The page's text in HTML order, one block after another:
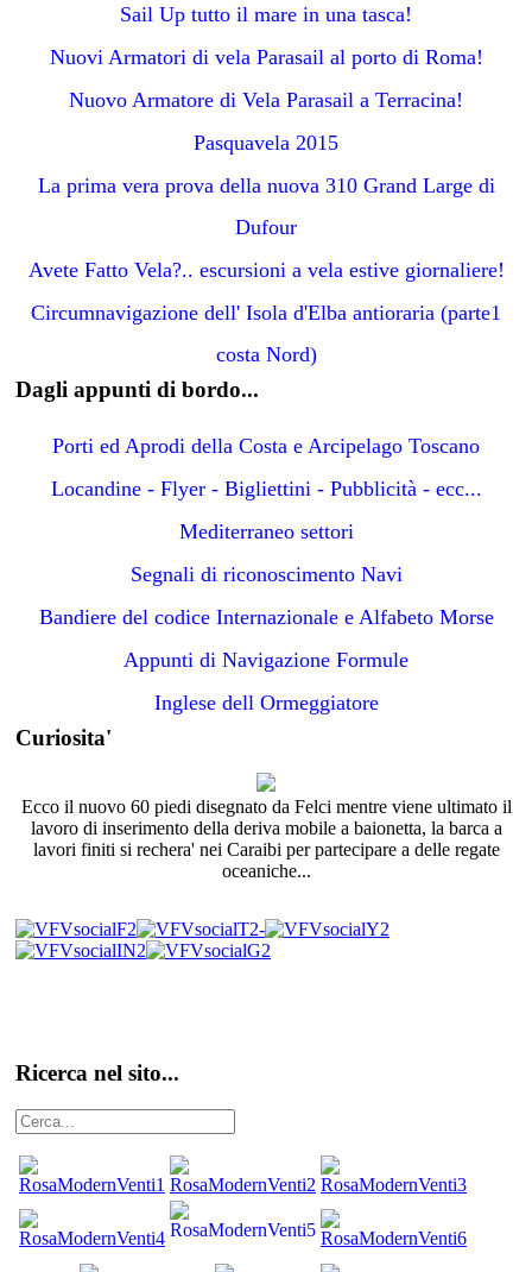
Sail Up tutto il mare in una tasca!
Nuovi Armatori di vela Parasail al porto di Roma!
Nuovo Armatore di Vela Parasail a Terracina!
Pasquavela 2015
La prima vera prova della nuova 310 Grand Large di
Dufour
Avete Fatto Vela?.. escursioni a vela estive giornaliere!
Circumnavigazione dell' Isola d'Elba antioraria (parte1
costa Nord)
Dagli appunti di bordo...
Porti ed Aprodi della Costa e Arcipelago Toscano
Locandine - Flyer - Bigliettini - Pubblicità - ecc...
Mediterraneo settori
Segnali di riconoscimento Navi
Bandiere del codice Internazionale e Alfabeto Morse
Appunti di Navigazione Formule
Inglese dell Ormeggiatore
Curiosita'
Ecco il nuovo 60 piedi disegnato da Felci mentre viene ultimato il
lavoro di inserimento della deriva mobile a baionetta, la barca a
lavori finiti si rechera' nei Caraibi per partecipare a delle regate
oceaniche...
Ricerca nel sito...